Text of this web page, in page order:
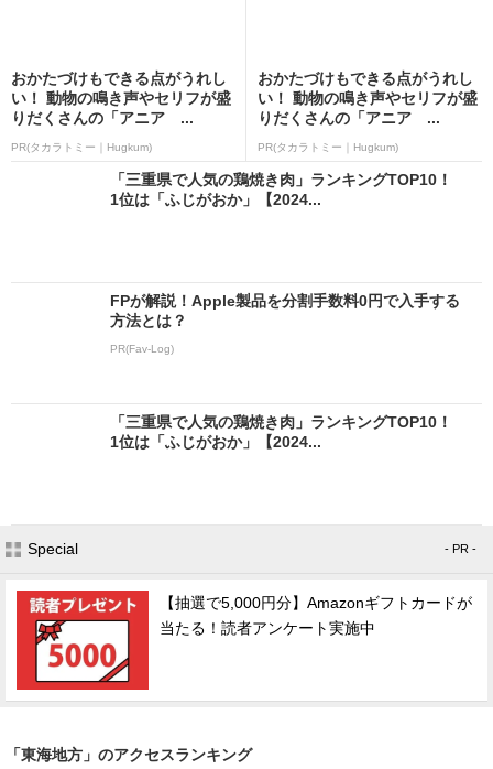
おかたづけもできる点がうれし
い！ 動物の鳴き声やセリフが盛
りだくさんの「アニア ...
PR(タカラトミー｜Hugkum)
おかたづけもできる点がうれし
い！ 動物の鳴き声やセリフが盛
りだくさんの「アニア ...
PR(タカラトミー｜Hugkum)
「三重県で人気の鶏焼き肉」ランキングTOP10！
1位は「ふじがおか」【2024...
FPが解説！Apple製品を分割手数料0円で入手する
方法とは？
PR(Fav-Log)
「三重県で人気の鶏焼き肉」ランキングTOP10！
1位は「ふじがおか」【2024...
Special - PR -
【抽選で5,000円分】Amazonギフトカードが
当たる！読者アンケート実施中
「東海地方」のアクセスランキング